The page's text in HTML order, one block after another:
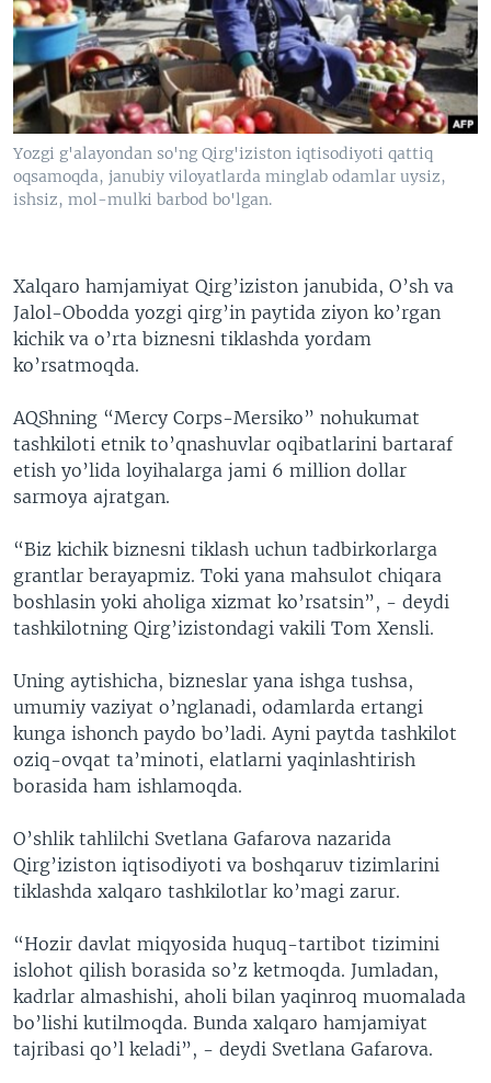
VIDEO
XABARLAR SURATLARDA
ODNOKLASSNIKI
TELEGRAM
TWITTER
SOUNDCLOUD
VOA
Yozgi g'alayondan so'ng Qirg'iziston iqtisodiyoti qattiq
oqsamoqda, janubiy viloyatlarda minglab odamlar uysiz,
ishsiz, mol-mulki barbod bo'lgan.
Xalqaro hamjamiyat Qirg’iziston janubida, O’sh va
Jalol-Obodda yozgi qirg’in paytida ziyon ko’rgan
kichik va o’rta biznesni tiklashda yordam
ko’rsatmoqda.
AQShning “Mercy Corps-Mersiko” nohukumat
tashkiloti etnik to’qnashuvlar oqibatlarini bartaraf
etish yo’lida loyihalarga jami 6 million dollar
sarmoya ajratgan.
“Biz kichik biznesni tiklash uchun tadbirkorlarga
grantlar berayapmiz. Toki yana mahsulot chiqara
boshlasin yoki aholiga xizmat ko’rsatsin”, - deydi
tashkilotning Qirg’izistondagi vakili Tom Xensli.
Uning aytishicha, bizneslar yana ishga tushsa,
umumiy vaziyat o’nglanadi, odamlarda ertangi
kunga ishonch paydo bo’ladi. Ayni paytda tashkilot
oziq-ovqat ta’minoti, elatlarni yaqinlashtirish
borasida ham ishlamoqda.
O’shlik tahlilchi Svetlana Gafarova nazarida
Qirg’iziston iqtisodiyoti va boshqaruv tizimlarini
tiklashda xalqaro tashkilotlar ko’magi zarur.
“Hozir davlat miqyosida huquq-tartibot tizimini
islohot qilish borasida so’z ketmoqda. Jumladan,
kadrlar almashishi, aholi bilan yaqinroq muomalada
bo’lishi kutilmoqda. Bunda xalqaro hamjamiyat
tajribasi qo’l keladi”, - deydi Svetlana Gafarova.